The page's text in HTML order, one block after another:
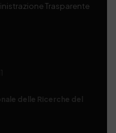
Trasparente
delle Ricerche del